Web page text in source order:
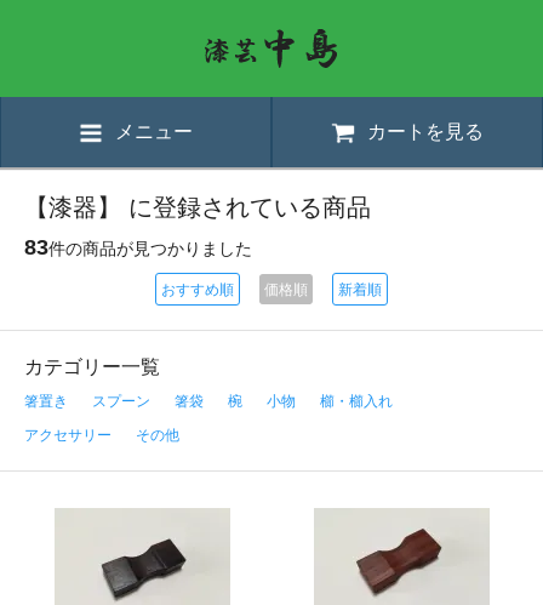
メニュー カートを見る
【漆器】 に登録されている商品
83件の商品が見つかりました
おすすめ順 価格順 新着順
カテゴリー一覧
箸置き スプーン 箸袋 椀 小物
櫛・櫛入れ
アクセサリー
その他